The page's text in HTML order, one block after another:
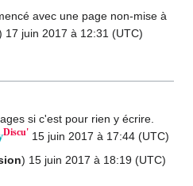
avec une page non-mise à
17 juin 2017 à 12:31 (UTC)
si c'est pour rien y écrire.
Discu' 15 juin 2017 à 17:44 (UTC)
) 15 juin 2017 à 18:19 (UTC)